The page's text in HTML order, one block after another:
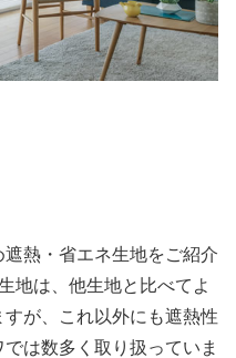
熱・省エネ生地をご紹介
地は、他生地と比べてよ
が、これ以外にも遮熱性
は数多く取り扱っていま